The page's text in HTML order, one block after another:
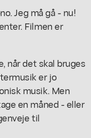
Jeg må gå - nu!
Filmen er
når det skal bruges
er jo
musik. Men
en måned - eller
til